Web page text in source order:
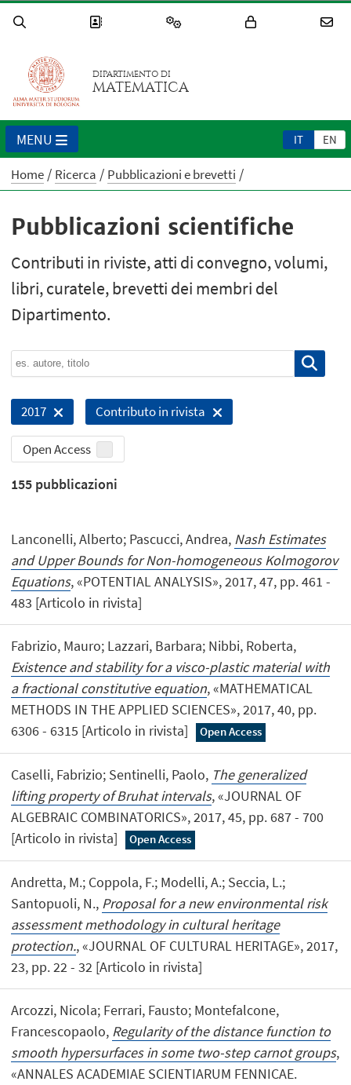
DIPARTIMENTO DI
MATEMATICA
IT EN
MENU
Home Ricerca Pubblicazioni e brevetti
Pubblicazioni scientifiche
Contributi in riviste, atti di convegno, volumi,
libri, curatele, brevetti dei membri del
Dipartimento.
2017 Contributo in rivista
Open Access
155 pubblicazioni
Lanconelli, Alberto; Pascucci, Andrea, Nash Estimates
and Upper Bounds for Non-homogeneous Kolmogorov
Equations, «POTENTIAL ANALYSIS», 2017, 47, pp. 461 -
483 [Articolo in rivista]
Fabrizio, Mauro; Lazzari, Barbara; Nibbi, Roberta,
Existence and stability for a visco-plastic material with
a fractional constitutive equation, «MATHEMATICAL
METHODS IN THE APPLIED SCIENCES», 2017, 40, pp.
6306 - 6315 [Articolo in rivista]
Open Access
Caselli, Fabrizio; Sentinelli, Paolo, The generalized
lifting property of Bruhat intervals, «JOURNAL OF
ALGEBRAIC COMBINATORICS», 2017, 45, pp. 687 - 700
[Articolo in rivista]
Open Access
Andretta, M.; Coppola, F.; Modelli, A.; Seccia, L.;
Santopuoli, N., Proposal for a new environmental risk
assessment methodology in cultural heritage
protection., «JOURNAL OF CULTURAL HERITAGE», 2017,
23, pp. 22 - 32 [Articolo in rivista]
Arcozzi, Nicola; Ferrari, Fausto; Montefalcone,
Francescopaolo, Regularity of the distance function to
smooth hypersurfaces in some two-step carnot groups,
«ANNALES ACADEMIAE SCIENTIARUM FENNICAE.